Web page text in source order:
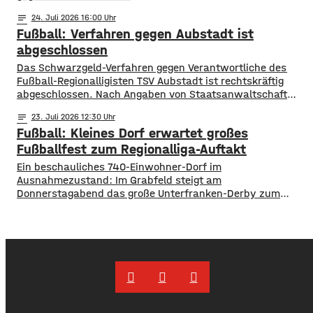
notes 24. Juli 2026 16:00
Fußball: Verfahren gegen Aubstadt ist
abgeschlossen
Das Schwarzgeld-Verfahren gegen Verantwortliche des
Fußball-Regionalligisten TSV Aubstadt ist rechtskräftig
abgeschlossen. Nach Angaben von Staatsanwaltschaft
Verantwortliche verurteilt. Das Amtsgericht Würzburg
verhängte jeweils ein Jahr Freiheitsstrafe auf Bewährung
sowie zusätzliche Geldstrafen in Höhe von insgesamt rund
einer Million Euro. Die Ermittler hatten nachgewiesen, dass
Spieler und Trainer zwischen 2018 und
notes 23. Juli 2026 12:30
Fußball: Kleines Dorf erwartet großes
Fußballfest zum Regionalliga-Auftakt
Ein beschauliches 740-Einwohner-Dorf im
Ausnahmezustand: Im Grabfeld steigt am
Donnerstagabend das große Unterfranken-Derby zum
3.000 Fans in die NGN-Arena kommen. Das